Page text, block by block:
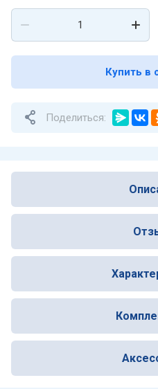
Купить в
Поделиться: